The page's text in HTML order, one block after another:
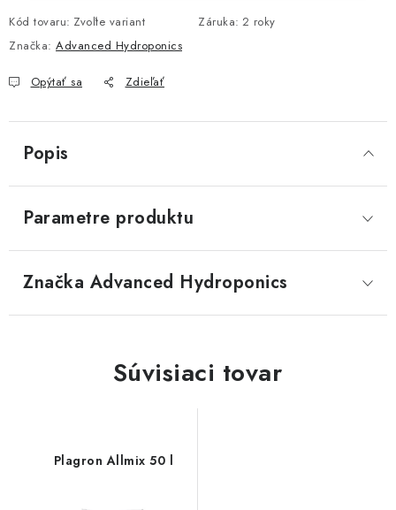
Kód tovaru: Zvoľte variant Záruka: 2 roky
Značka: Advanced Hydroponics
Opýtať sa Zdieľať
Popis
Parametre produktu
Značka Advanced Hydroponics
Súvisiaci tovar
Plagron Allmix 50 l